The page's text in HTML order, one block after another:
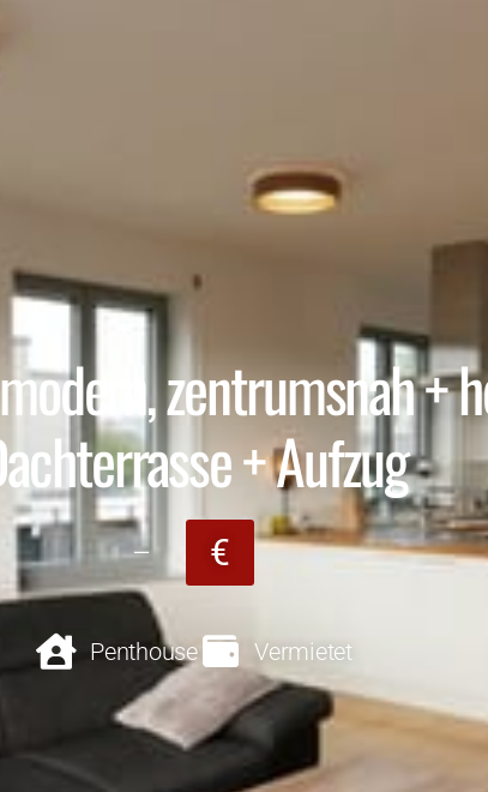
zentrumsnah +
+ Aufzug
– €
Penthouse Vermietet